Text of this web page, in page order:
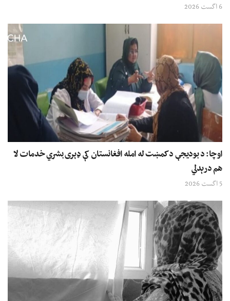
6 اگست 2026
اوچا: د بودیجې د کمښت له امله افغانستان کې ډېری بشري خدمات لا
هم درېدلي
5 اگست 2026